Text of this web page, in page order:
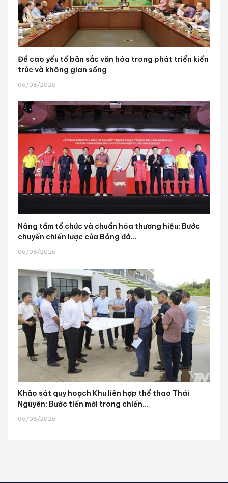
Đề cao yếu tố bản sắc văn hóa trong phát triển kiến
trúc và không gian sống
06/08/2026
Nâng tầm tổ chức và chuẩn hóa thương hiệu: Bước
chuyển chiến lược của Bóng đá...
06/08/2026
Khảo sát quy hoạch Khu liên hợp thể thao Thái
Nguyên: Bước tiến mới trong chiến...
06/08/2026